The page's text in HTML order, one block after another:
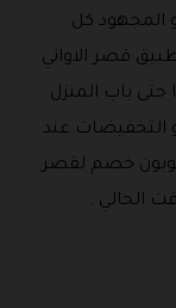
المجهود كل
قصر الاواني
باب المنزل
عند
خصم قصر الاواني 2026 او كوبون خصم لقصر
الحالي .